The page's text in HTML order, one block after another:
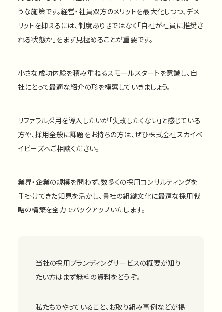
うな施策です。経営・社員双方のメリットを最大化しつつ、デメ
リットを抑えるには、制度ありきではなく「自社が社員に推奨さ
れる状態か」をまず見極めることが重要です。
小さな成功体験を積み重ねるスモールスタートを意識し、自
社にとって最適な紹介の形を模索していきましょう。
リファラル採用を導入したいが「失敗したくない」と感じている
方や、採用全般に課題をお持ちの方は、ぜひ株式会社スカイベ
イビーズへご相談ください。
業界・企業の規模を問わず、数多くの採用コンサルティングを
手掛けてきた知見を活かし、貴社の組織文化に最適な採用戦
略の構築を全力でバックアップいたします。
当社の採用ブランディングサービスの概要が知り
たい方はまず無料の資料をどうぞ。
私たちのやっていること、お取り組み事例などが掲